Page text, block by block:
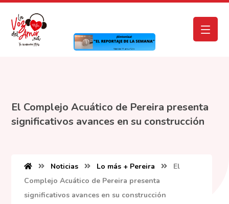
El Complejo Acuático de Pereira presenta
significativos avances en su construcción
Noticias Lo más + Pereira
El
Complejo Acuático de Pereira presenta
significativos avances en su construcción